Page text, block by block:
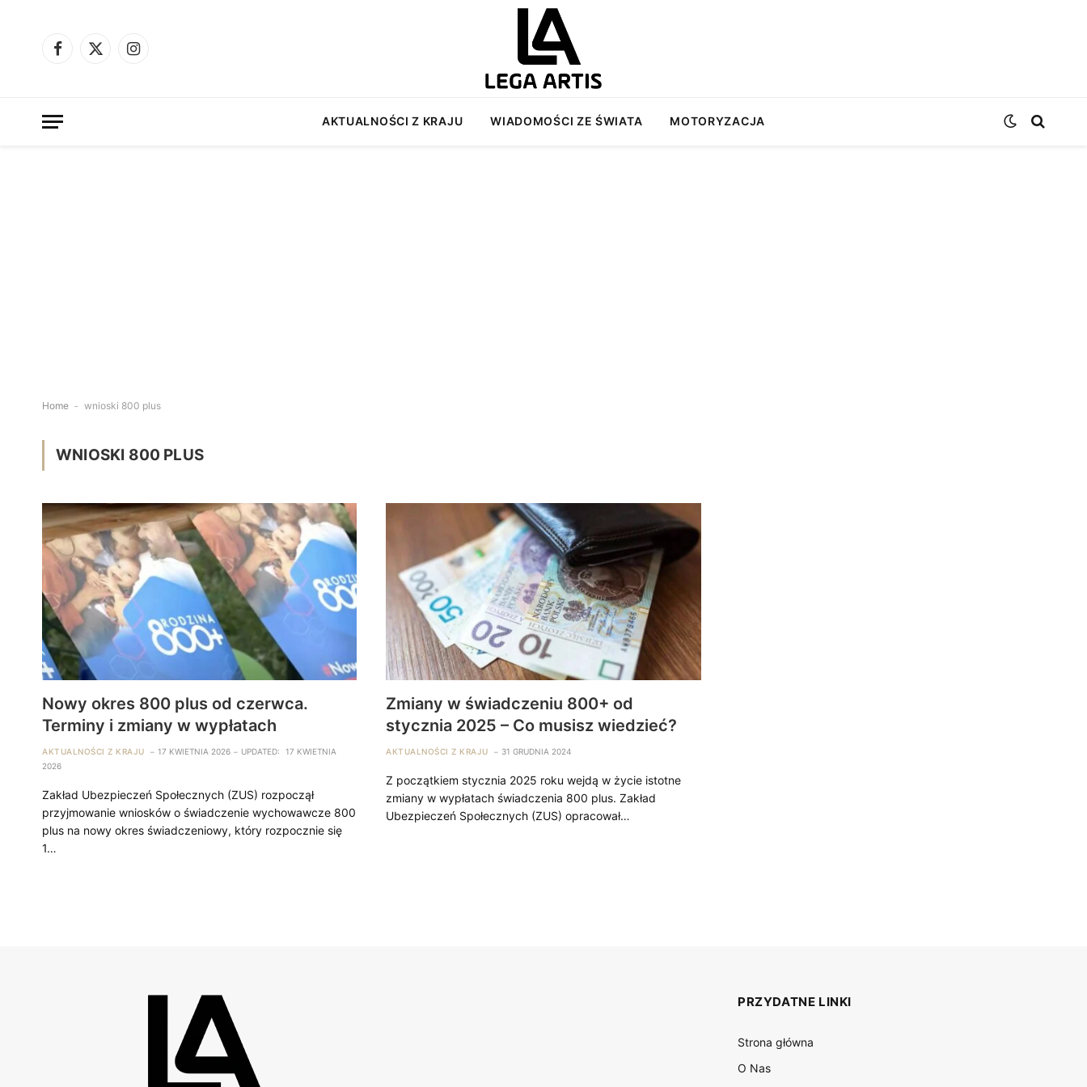
Facebook
X
Instagram
AKTUALNOŚCI Z KRAJU WIADOMOŚCI ZE ŚWIATA MOTORYZACJA
Home - wnioski 800 plus
WNIOSKI 800 PLUS
Nowy okres 800 plus od czerwca.
Terminy i zmiany w wypłatach
AKTUALNOŚCI Z KRAJU 17 KWIETNIA 2026 UPDATED:
17 KWIETNIA
2026
Zakład Ubezpieczeń Społecznych (ZUS) rozpoczął
przyjmowanie wniosków o świadczenie wychowawcze 800
plus na nowy okres świadczeniowy, który rozpocznie się
1…
Zmiany w świadczeniu 800+ od
stycznia 2025 – Co musisz wiedzieć?
AKTUALNOŚCI Z KRAJU 31 GRUDNIA 2024
Z początkiem stycznia 2025 roku wejdą w życie istotne
zmiany w wypłatach świadczenia 800 plus. Zakład
Ubezpieczeń Społecznych (ZUS) opracował…
PRZYDATNE LINKI
Strona główna
O Nas